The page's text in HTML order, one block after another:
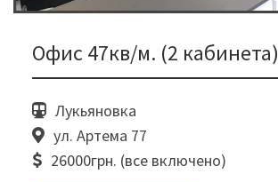
Офис 47кв/м. (2 кабинета)
Лукьяновка
ул. Артема 77
26000грн. (все включено)